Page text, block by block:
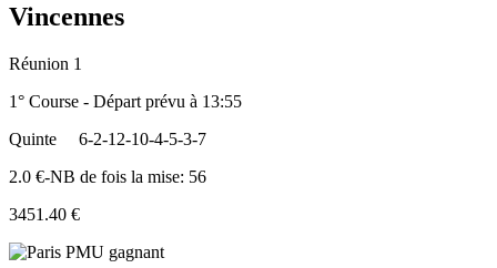
Vincennes
Réunion 1
1° Course - Départ prévu à 13:55
Quinte
6-2-12-10-4-5-3-7
2.0 €-NB de fois la mise: 56
3451.40 €